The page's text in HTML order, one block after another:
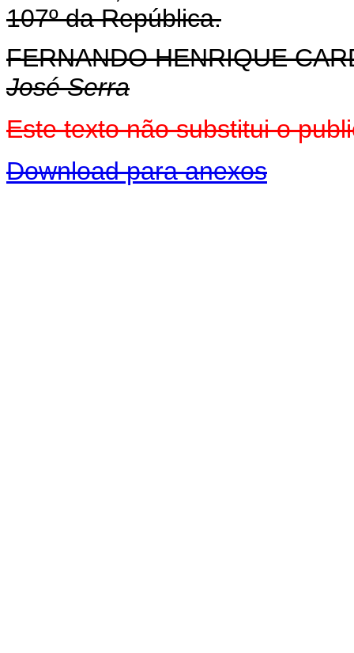
107º da República.
FERNANDO HENRIQUE
José Serra
Este texto não substitui o
Download para anexos